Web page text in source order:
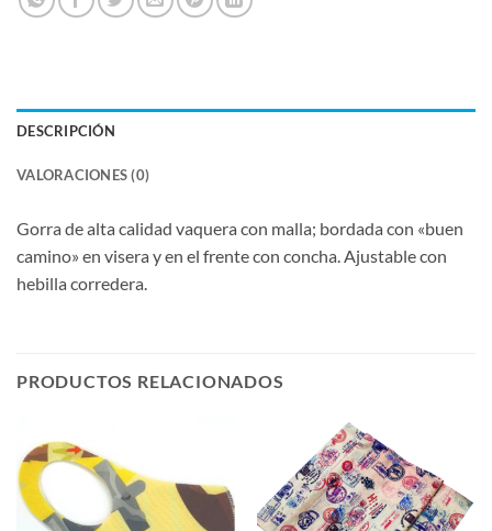
DESCRIPCIÓN
VALORACIONES (0)
Gorra de alta calidad vaquera con malla; bordada con «buen
camino» en visera y en el frente con concha. Ajustable con
hebilla corredera.
PRODUCTOS RELACIONADOS